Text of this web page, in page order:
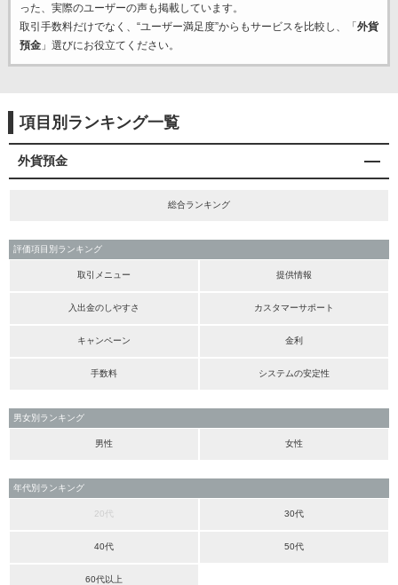
った、実際のユーザーの声も掲載しています。
取引手数料だけでなく、“ユーザー満足度”からもサービスを比較し、「 外貨
預金」選びにお役立てください。
項目別ランキング一覧
外貨預金
総合ランキング
評価項目別ランキング
取引メニュー 提供情報
入出金のしやすさ カスタマーサポート
キャンペーン 金利
手数料 システムの安定性
男女別ランキング
男性 女性
年代別ランキング
20代 30代
40代 50代
60代以上